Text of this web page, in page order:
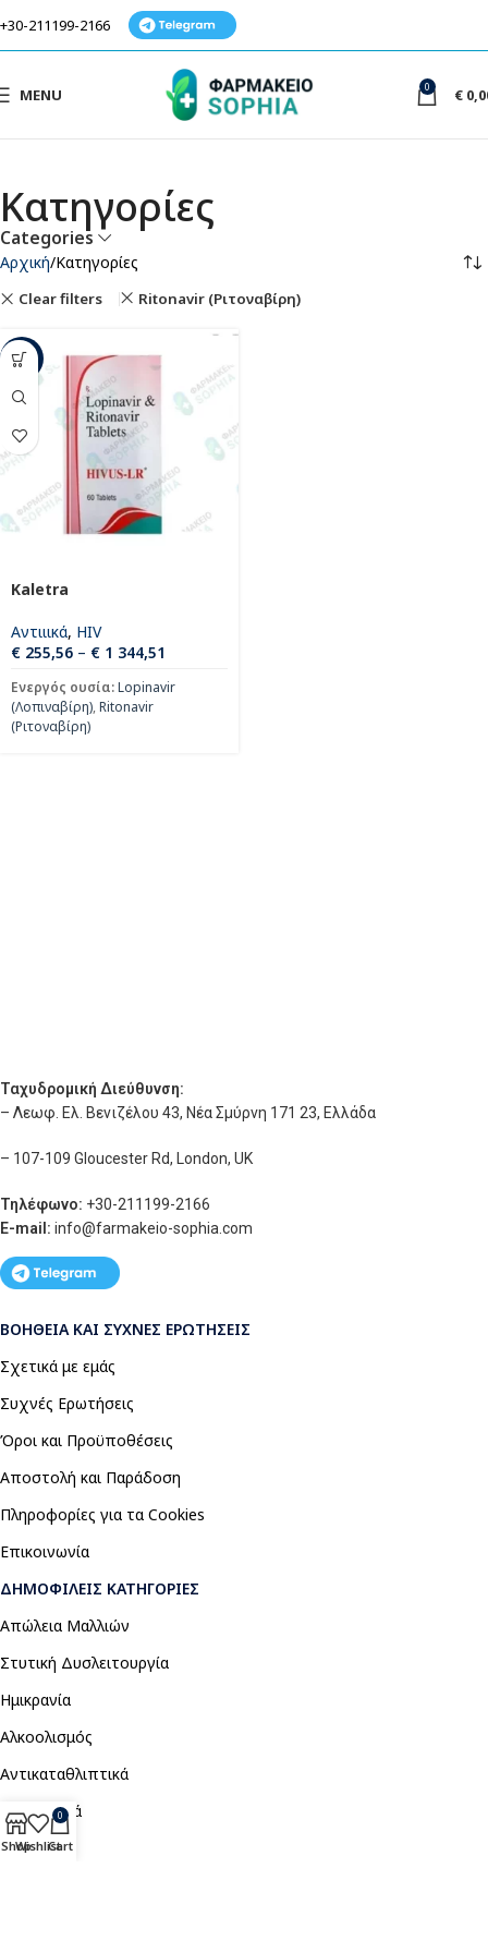
+30-211199-2166
MENU 0 €
Κατηγορίες
Categories
Αρχική Κατηγορίες
Clear filters Ritonavir (Ριτοναβίρη)
-12%
Kaletra
Αντιιικά, HIV
€ 255,56 – € 1 344,51
Ενεργός ουσία:Lopinavir
(Λοπιναβίρη),Ritonavir
(Ριτοναβίρη)
Ταχυδρομική Διεύθυνση:
– Λεωφ. Ελ. Βενιζέλου 43, Νέα Σμύρνη 171 23, Ελλάδα
– 107-109 Gloucester Rd, London, UK
Τηλέφωνο: +30-211199-2166
E-mail: info@farmakeio-sophia.com
ΒΟΉΘΕΙΑ ΚΑΙ ΣΥΧΝΈΣ ΕΡΩΤΉΣΕΙΣ
Σχετικά με εμάς
Συχνές Ερωτήσεις
Όροι και Προϋποθέσεις
Αποστολή και Παράδοση
Πληροφορίες για τα Cookies
Επικοινωνία
ΔΗΜΟΦΙΛΕΊΣ ΚΑΤΗΓΟΡΊΕΣ
Απώλεια Μαλλιών
Στυτική Δυσλειτουργία
Ημικρανία
Αλκοολισμός
Αντικαταθλιπτικά
Αναλγητικά
ShopWishlist
0
Cart